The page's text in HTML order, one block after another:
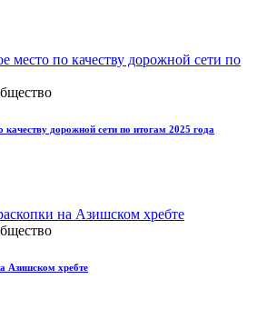
качеству дорожной сети по итогам 2025 года
Азишском хребте